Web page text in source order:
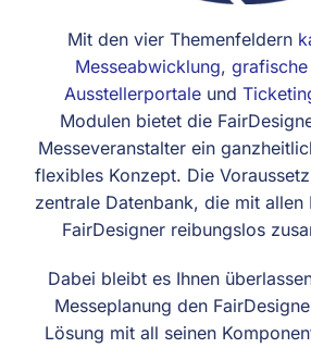
Mit den vier Themenfeldern
Messeabwicklung,
Ausstellerportale und
Modulen bietet die
Messeveranstalter ein
flexibles Konzept. Die
zentrale Datenbank, die mit allen
FairDesigner reibungslos
Dabei bleibt es Ihnen
Messeplanung den
Lösung mit all seinen